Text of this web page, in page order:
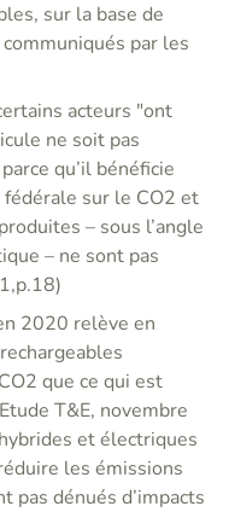
sur la base de
par les
acteurs "ont
ne soit pas
qu’il bénéficie
fédérale sur le CO2 et
– sous l’angle
– ne sont pas
2020 relève en
que ce qui est
T&E, novembre
et électriques
les émissions
pas dénués d’impacts